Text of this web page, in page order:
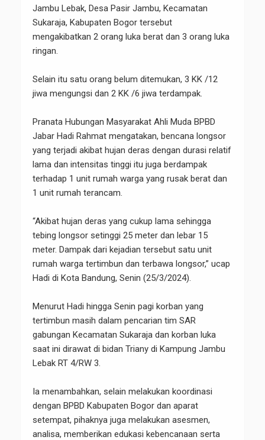
Jambu Lebak, Desa Pasir Jambu, Kecamatan
Sukaraja, Kabupaten Bogor tersebut
mengakibatkan 2 orang luka berat dan 3 orang luka
ringan.
Selain itu satu orang belum ditemukan, 3 KK /12
jiwa mengungsi dan 2 KK /6 jiwa terdampak.
Pranata Hubungan Masyarakat Ahli Muda BPBD
Jabar Hadi Rahmat mengatakan, bencana longsor
yang terjadi akibat hujan deras dengan durasi relatif
lama dan intensitas tinggi itu juga berdampak
terhadap 1 unit rumah warga yang rusak berat dan
1 unit rumah terancam.
“Akibat hujan deras yang cukup lama sehingga
tebing longsor setinggi 25 meter dan lebar 15
meter. Dampak dari kejadian tersebut satu unit
rumah warga tertimbun dan terbawa longsor,” ucap
Hadi di Kota Bandung, Senin (25/3/2024).
Menurut Hadi hingga Senin pagi korban yang
tertimbun masih dalam pencarian tim SAR
gabungan Kecamatan Sukaraja dan korban luka
saat ini dirawat di bidan Triany di Kampung Jambu
Lebak RT 4/RW 3.
Ia menambahkan, selain melakukan koordinasi
dengan BPBD Kabupaten Bogor dan aparat
setempat, pihaknya juga melakukan asesmen,
analisa, memberikan edukasi kebencanaan serta